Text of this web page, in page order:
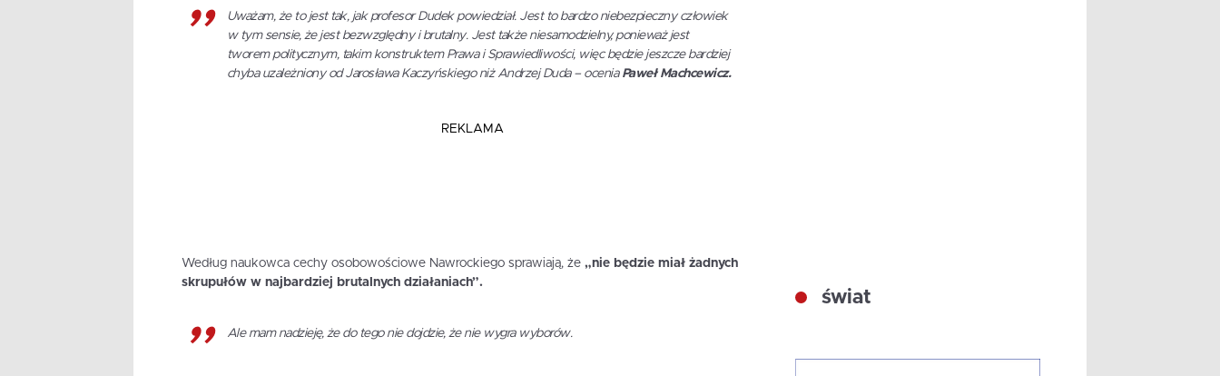
Uważam, że to jest tak, jak profesor Dudek powiedział. Jest to bardzo niebezpieczny człowiek
w tym sensie, że jest bezwzględny i brutalny. Jest także niesamodzielny, ponieważ jest
tworem politycznym, takim konstruktem Prawa i Sprawiedliwości, więc będzie jeszcze bardziej
chyba uzależniony od Jarosława Kaczyńskiego niż Andrzej Duda – ocenia Paweł Machcewicz.
REKLAMA
Według naukowca cechy osobowościowe Nawrockiego sprawiają, że „nie będzie miał żadnych
skrupułów w najbardziej brutalnych działaniach”.
Ale mam nadzieję, że do tego nie dojdzie, że nie wygra wyborów.
świat